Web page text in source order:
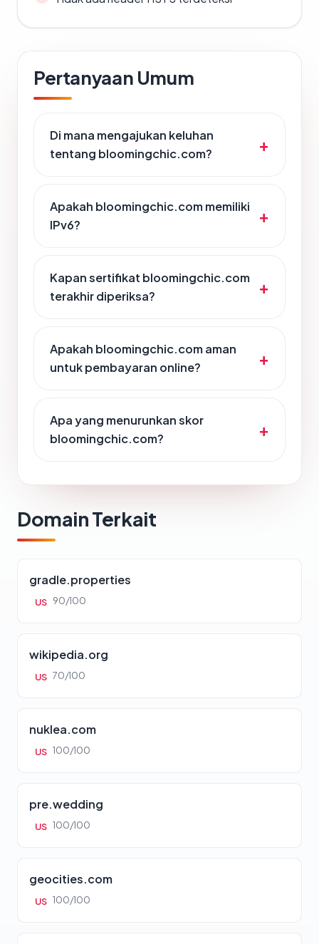
Pertanyaan Umum
Di mana mengajukan keluhan
tentang bloomingchic.com?
Apakah bloomingchic.com memiliki
IPv6?
Kapan sertifikat bloomingchic.com
terakhir diperiksa?
Apakah bloomingchic.com aman
untuk pembayaran online?
Apa yang menurunkan skor
bloomingchic.com?
Domain Terkait
gradle.properties
US 90/100
wikipedia.org
US 70/100
nuklea.com
US 100/100
pre.wedding
US 100/100
geocities.com
US 100/100